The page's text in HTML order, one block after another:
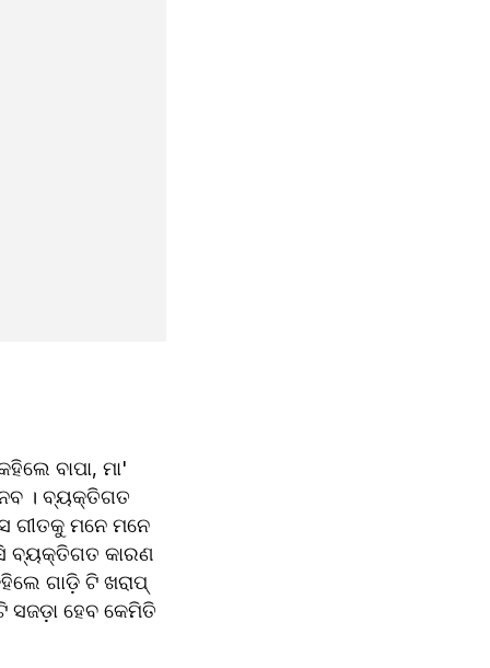
ବାପା, ମା'
। ବ୍ୟକ୍ତିଗତ
ଗୀତକୁ ମନେ ମନେ
ବ୍ୟକ୍ତିଗତ କାରଣ
ଗାଡ଼ି ଟି ଖରାପ୍
ସଜଡ଼ା ହେବ କେମିତି